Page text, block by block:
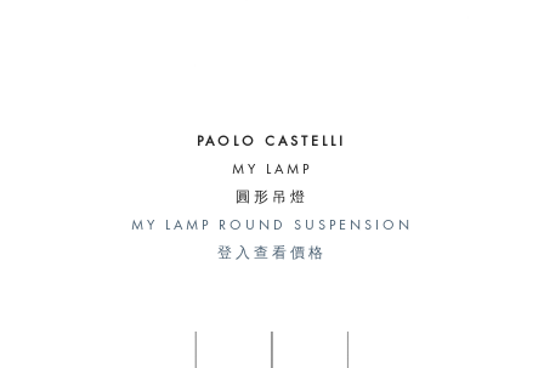
PAOLO CASTELLI
MY LAMP
圓形吊燈
MY LAMP ROUND SUSPENSION
登入查看價格